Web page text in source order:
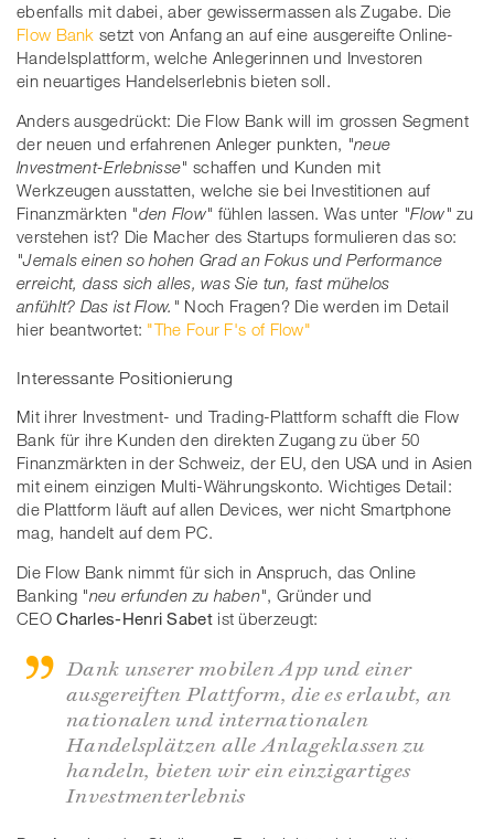
ebenfalls mit dabei, aber gewissermassen als Zugabe. Die
Flow Bank setzt von Anfang an auf eine ausgereifte Online-
Handelsplattform, welche Anlegerinnen und Investoren
ein neuartiges Handelserlebnis bieten soll.
Anders ausgedrückt: Die Flow Bank will im grossen Segment
der neuen und erfahrenen Anleger punkten, "neue
Investment-Erlebnisse" schaffen und Kunden mit
Werkzeugen ausstatten, welche sie bei Investitionen auf
Finanzmärkten "den Flow" fühlen lassen. Was unter "Flow" zu
verstehen ist? Die Macher des Startups formulieren das so:
"Jemals einen so hohen Grad an Fokus und Performance
erreicht, dass sich alles, was Sie tun, fast mühelos
anfühlt? Das ist Flow." Noch Fragen? Die werden im Detail
hier beantwortet: "The Four F's of Flow"
Interessante Positionierung
Mit ihrer Investment- und Trading-Plattform schafft die Flow
Bank für ihre Kunden den direkten Zugang zu über 50
Finanzmärkten in der Schweiz, der EU, den USA und in Asien
mit einem einzigen Multi-Währungskonto. Wichtiges Detail:
die Plattform läuft auf allen Devices, wer nicht Smartphone
mag, handelt auf dem PC.
Die Flow Bank nimmt für sich in Anspruch, das Online
Banking "neu erfunden zu haben", Gründer und
CEOCharles-Henri Sabetist überzeugt:
Dank unserer mobilen App und einer
ausgereiften Plattform, die es erlaubt, an
nationalen und internationalen
Handelsplätzen alle Anlageklassen zu
handeln, bieten wir ein einzigartiges
Investmenterlebnis